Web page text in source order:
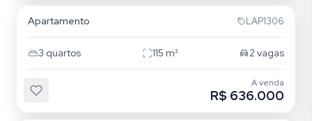
Apartamento LAP1306
3 quartos 115 m² 2vagas
À venda
R$ 636.000